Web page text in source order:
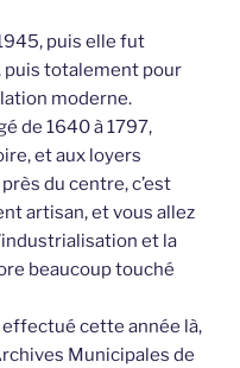
puis elle fut
puis totalement pour
moderne.
de 1640 à 1797,
et aux loyers
du centre, c’est
artisan, et vous allez
et la
beaucoup touché
effectué cette année là,
Municipales de